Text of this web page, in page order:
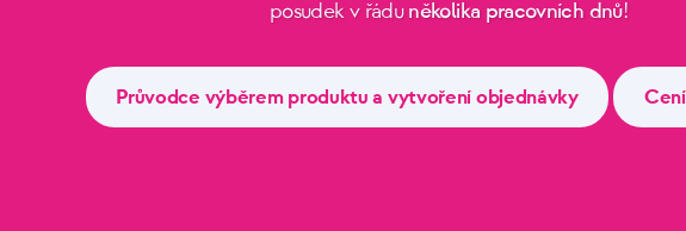
posudek v řádu několika pracovních dnů!
Průvodce výběrem produktu a vytvoření objednávky